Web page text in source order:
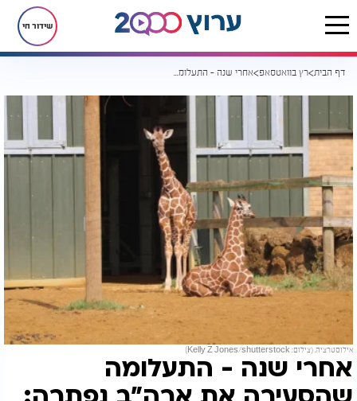
שידור חי
דף הבית רץ בוואטסאפ אחרי שנה - התעלומה שהסעירה את ארה"ב נפתרה: גורי הג'ירפות שנעלמו נמצאו בחיים
אילוסטרציה. (צילום: Kelly Z Jones/shutterstock)
אחרי שנה - התעלומה